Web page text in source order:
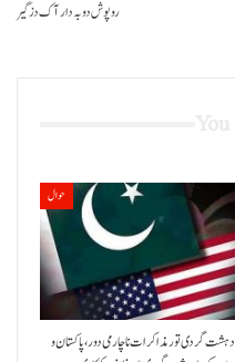
روپوش دوبہ دار آک دزگیر
حوال
دہشت گردی تور مذاکرات نا چارمی دور،پاکستان و